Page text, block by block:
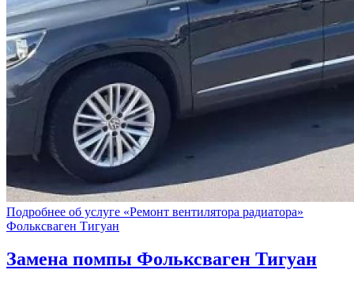
Подробнее об услуге «Ремонт вентилятора радиатора»
Фольксваген Тигуан
Замена помпы Фольксваген Тигуан